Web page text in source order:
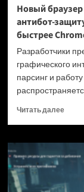
раз
Новый
антибот-
быстрее
Разработчики
графического
парсинг и
Читать далее
ботам